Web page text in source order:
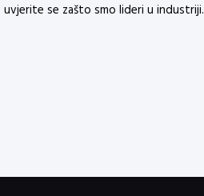
uvjerite se zašto smo lideri u industriji.